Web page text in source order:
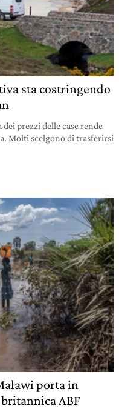
sta costringendo
prezzi delle case rende
Molti scelgono di trasferirsi
porta in
ABF